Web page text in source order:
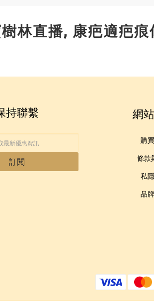
林直播, 康疤適疤
持聯繫
訂閱
網
購
條款
私
品